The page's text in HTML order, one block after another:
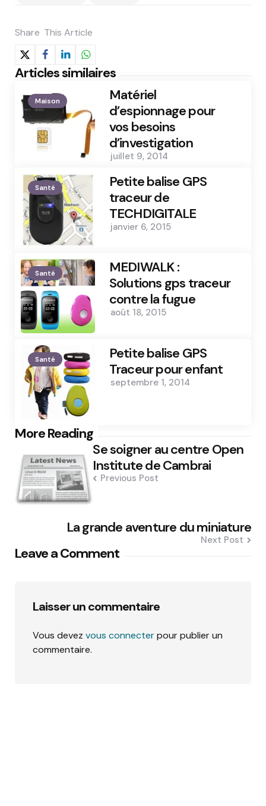
Share This Article
Articles similaires
Maison
Matériel
d’espionnage pour
vos besoins
d’investigation
juillet 9, 2014
Santé
Petite balise GPS
traceur de
TECHDIGITALE
janvier 6, 2015
Santé
MEDIWALK :
Solutions gps traceur
contre la fugue
août 18, 2015
Santé
Petite balise GPS
Traceur pour enfant
septembre 1, 2014
More Reading
Post
navigation Se soigner au centre Open
Institute de Cambrai
Previous Post
La grande aventure du miniature
Next Post
Leave a Comment
Laisser un commentaire
Vous devez vous connecterpour publier un
commentaire.